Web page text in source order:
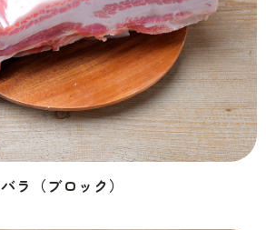
バラ（ブロック）